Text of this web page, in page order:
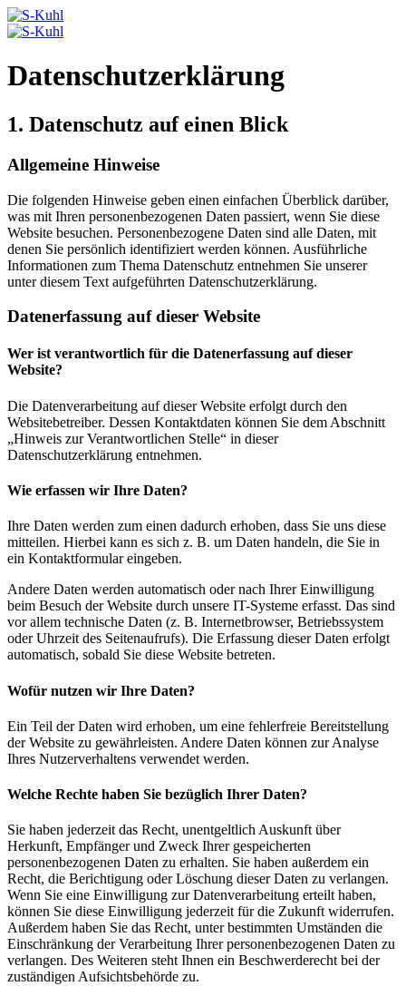
Datenschutz­erklärung
1. Datenschutz auf einen Blick
Allgemeine Hinweise
Die folgenden Hinweise geben einen einfachen Überblick darüber,
was mit Ihren personenbezogenen Daten passiert, wenn Sie diese
Website besuchen. Personenbezogene Daten sind alle Daten, mit
denen Sie persönlich identifiziert werden können. Ausführliche
Informationen zum Thema Datenschutz entnehmen Sie unserer
unter diesem Text aufgeführten Datenschutzerklärung.
Datenerfassung auf dieser Website
Wer ist verantwortlich für die Datenerfassung auf dieser
Website?
Die Datenverarbeitung auf dieser Website erfolgt durch den
Websitebetreiber. Dessen Kontaktdaten können Sie dem Abschnitt
„Hinweis zur Verantwortlichen Stelle“ in dieser
Datenschutzerklärung entnehmen.
Wie erfassen wir Ihre Daten?
Ihre Daten werden zum einen dadurch erhoben, dass Sie uns diese
mitteilen. Hierbei kann es sich z. B. um Daten handeln, die Sie in
ein Kontaktformular eingeben.
Andere Daten werden automatisch oder nach Ihrer Einwilligung
beim Besuch der Website durch unsere IT-Systeme erfasst. Das sind
vor allem technische Daten (z. B. Internetbrowser, Betriebssystem
oder Uhrzeit des Seitenaufrufs). Die Erfassung dieser Daten erfolgt
automatisch, sobald Sie diese Website betreten.
Wofür nutzen wir Ihre Daten?
Ein Teil der Daten wird erhoben, um eine fehlerfreie Bereitstellung
der Website zu gewährleisten. Andere Daten können zur Analyse
Ihres Nutzerverhaltens verwendet werden.
Welche Rechte haben Sie bezüglich Ihrer Daten?
Sie haben jederzeit das Recht, unentgeltlich Auskunft über
Herkunft, Empfänger und Zweck Ihrer gespeicherten
personenbezogenen Daten zu erhalten. Sie haben außerdem ein
Recht, die Berichtigung oder Löschung dieser Daten zu verlangen.
Wenn Sie eine Einwilligung zur Datenverarbeitung erteilt haben,
können Sie diese Einwilligung jederzeit für die Zukunft widerrufen.
Außerdem haben Sie das Recht, unter bestimmten Umständen die
Einschränkung der Verarbeitung Ihrer personenbezogenen Daten zu
verlangen. Des Weiteren steht Ihnen ein Beschwerderecht bei der
zuständigen Aufsichtsbehörde zu.